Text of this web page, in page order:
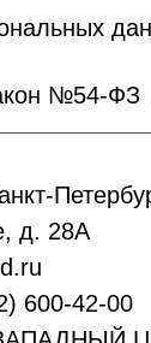
№54-ФЗ
д. 28А
600-42-00